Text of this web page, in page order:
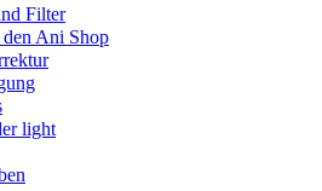
Filter
Ani Shop
light